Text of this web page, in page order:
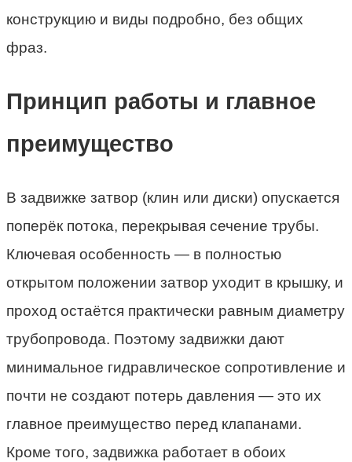
конструкцию и виды подробно, без общих
фраз.
Принцип работы и главное
преимущество
В задвижке затвор (клин или диски) опускается
поперёк потока, перекрывая сечение трубы.
Ключевая особенность — в полностью
открытом положении затвор уходит в крышку, и
проход остаётся практически равным диаметру
трубопровода. Поэтому задвижки дают
минимальное гидравлическое сопротивление и
почти не создают потерь давления — это их
главное преимущество перед клапанами.
Кроме того, задвижка работает в обоих